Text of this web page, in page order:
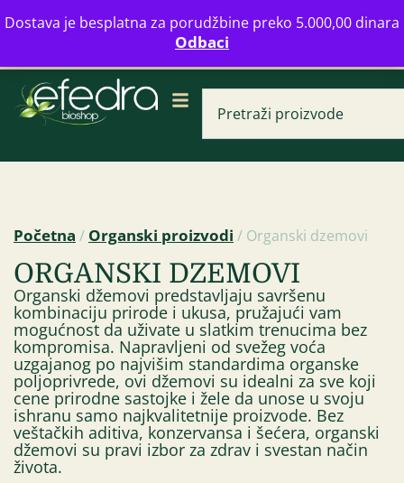
Dostava je besplatna za porudžbine preko 5.000,00 dinara
Odbaci
Crni kim ulje 250
1.595,00RSD
Bulevar Mihajla Pupina 16b, Novi Beograd
info@zdravahranaonline.rs+381 (0)11 770 39 61
Radno vreme: Ponedeljak - Petak od 08-20h
Početna / Organski proizvodi / Organski dzemovi
ORGANSKI DZEMOVI
Organski džemovi predstavljaju savršenu
kombinaciju prirode i ukusa, pružajući vam
mogućnost da uživate u slatkim trenucima bez
kompromisa. Napravljeni od svežeg voća
uzgajanog po najvišim standardima organske
poljoprivrede, ovi džemovi su idealni za sve koji
cene prirodne sastojke i žele da unose u svoju
ishranu samo najkvalitetnije proizvode. Bez
veštačkih aditiva, konzervansa i šećera, organski
džemovi su pravi izbor za zdrav i svestan način
života.